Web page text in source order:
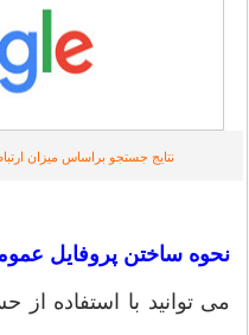
نتایج جستجو براساس میزان
نحوه ساختن پروفایل
می توانید با استفاده